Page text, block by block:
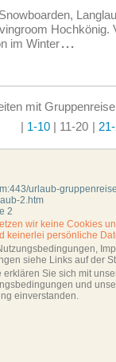
Hochkönig.
im Winter...
mit
| 1-10 | 11-20 |
urlaub-
2.htm
2
wir keine Cookies
keinerlei persönliche
siehe Links auf der
erklären Sie sich mit
und
einverstanden.